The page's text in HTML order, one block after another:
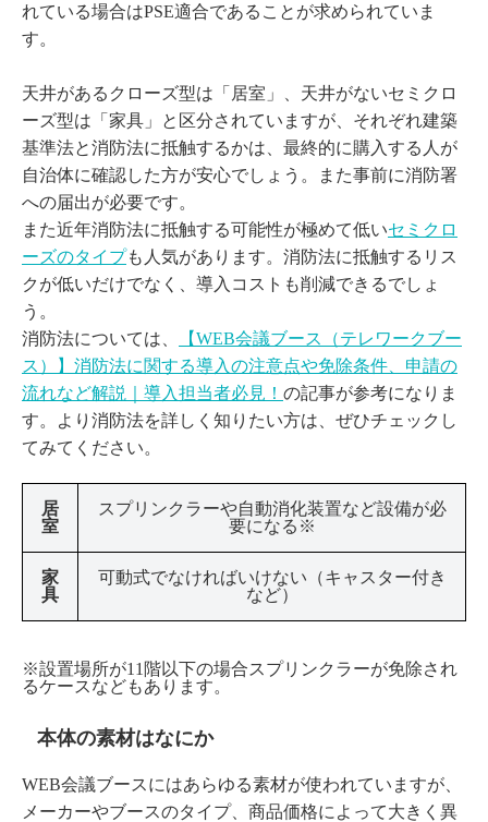
れている場合はPSE適合であることが求められていま
す。
天井があるクローズ型は「居室」、天井がないセミクロ
ーズ型は「家具」と区分されていますが、それぞれ建築
基準法と消防法に抵触するかは、最終的に購入する人が
自治体に確認した方が安心でしょう。また事前に消防署
への届出が必要です。
また近年消防法に抵触する可能性が極めて低いセミクロ
ーズのタイプも人気があります。消防法に抵触するリス
クが低いだけでなく、導入コストも削減できるでしょ
う。
消防法については、
【WEB会議ブース（テレワークブー
ス）】消防法に関する導入の注意点や免除条件、申請の
流れなど解説｜導入担当者必見！ の記事が参考になりま
す。より消防法を詳しく知りたい方は、ぜひチェックし
てみてください。
居
室
スプリンクラーや自動消化装置など設備が必
要になる※
家
具
可動式でなければいけない（キャスター付き
など）
※設置場所が11階以下の場合スプリンクラーが免除され
るケースなどもあります。
本体の素材はなにか
WEB会議ブースにはあらゆる素材が使われていますが、
メーカーやブースのタイプ、商品価格によって大きく異